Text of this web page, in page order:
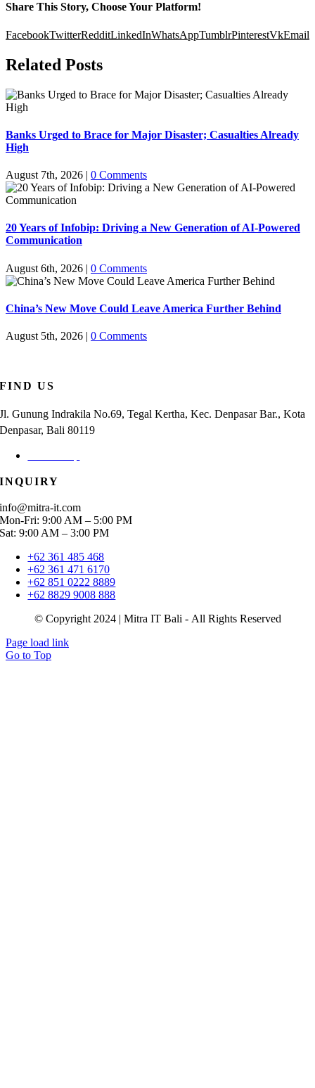
Share This Story, Choose Your Platform!
FacebookTwitterRedditLinkedInWhatsAppTumblrPinterestVkEmail
Related Posts
Banks Urged to Brace for Major Disaster; Casualties Already
High
August 7th, 2026 | 0 Comments
20 Years of Infobip: Driving a New Generation of AI-Powered
Communication
August 6th, 2026 | 0 Comments
China’s New Move Could Leave America Further Behind
August 5th, 2026 | 0 Comments
FIND US
Jl. Gunung Indrakila No.69, Tegal Kertha, Kec. Denpasar Bar., Kota
Denpasar, Bali 80119
INQUIRY
info@mitra-it.com
Mon-Fri: 9:00 AM – 5:00 PM
Sat: 9:00 AM – 3:00 PM
+62 361 485 468
+62 361 471 6170
+62 851 0222 8889
+62 8829 9008 888
© Copyright 2024 | Mitra IT Bali - All Rights Reserved
Page load link
Go to Top